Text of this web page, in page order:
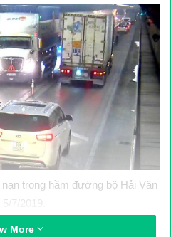
trong hầm đường bộ Hải Vân
5/7/2019.
hạ tầng giao thông Đèo Cả cho
More